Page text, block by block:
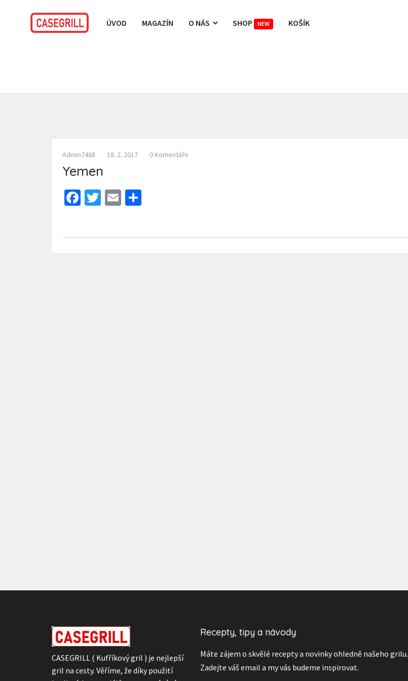
ÚVOD MAGAZÍN O NÁS SHOP NEW KOŠÍK
Admin7468 18. 2. 2017 0 Komentáře
Yemen
Facebook
Twitter
Email
CASEGRILL ( Kufříkový gril ) je nejlepší
gril na cesty. Věříme, že díky použití
Recepty, tipy a návody
Máte zájem o skvělé recepty a novinky ohledně našeho grilu.
Zadejte váš email a my vás budeme inspirovat.